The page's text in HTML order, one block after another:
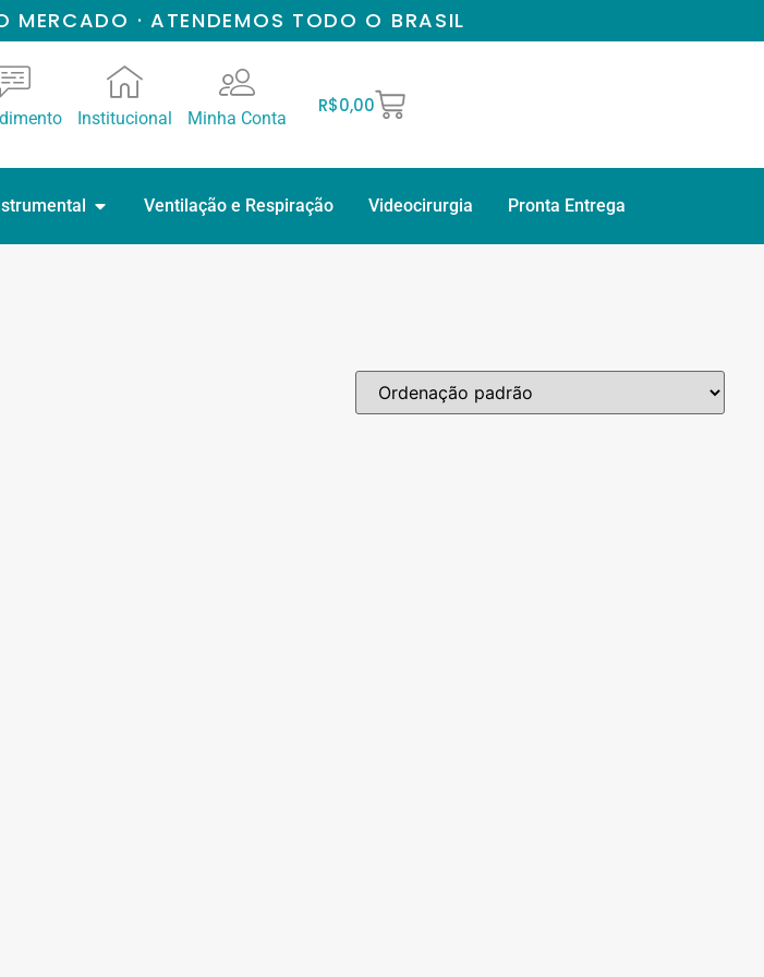
MERCADO · ATENDEMOS TODO O BRASIL
Institucional Minha Conta
R$0,00
Ventilação e Respiração Videocirurgia Pronta Entrega